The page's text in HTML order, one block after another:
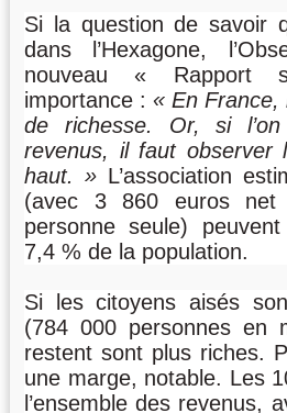
Si la question de savoir
dans l’Hexagone,
nouveau « Rapport
importance :
En France,
de richesse. Or, si
revenus, il faut observer
haut.
L’association
(avec 3 860 euros net
personne seule)
7,4 % de la population.
Si les citoyens aisés
(784 000 personnes en
restent sont plus riches.
une marge, notable. Les
l’ensemble des revenus,